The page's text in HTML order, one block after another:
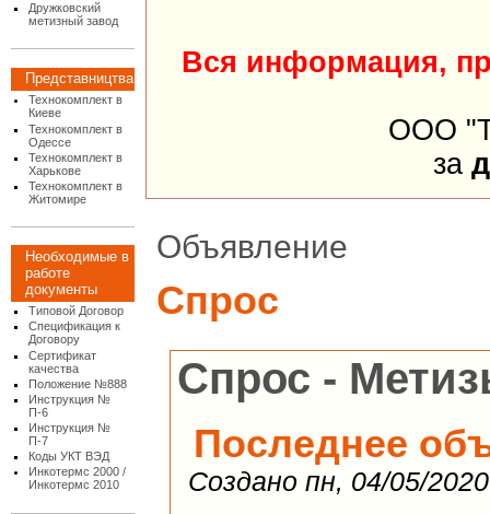
Дружковский
метизный завод
Представництва
Технокомплект в
Киеве
Технокомплект в
Одессе
Технокомплект в
Харькове
Технокомплект в
Житомире
Необходимые в
работе
документы
Типовой Договор
Спецификация к
Договору
Сертификат
качества
Положение №888
Инструкция №
П-6
Инструкция №
П-7
Коды УКТ ВЭД
Инкотермс 2000 /
Инкотермс 2010
Вся информация,
ООО
за
Объявление
Спрос
Спрос -
Последнее
Создано пн, 04/05/